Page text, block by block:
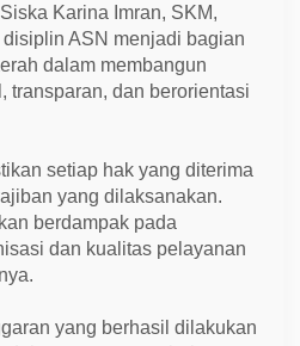
Karina Imran, SKM,
ASN menjadi bagian
dalam membangun
transparan, dan berorientasi
setiap hak yang diterima
yang dilaksanakan.
berdampak pada
dan kualitas pelayanan
yang berhasil dilakukan